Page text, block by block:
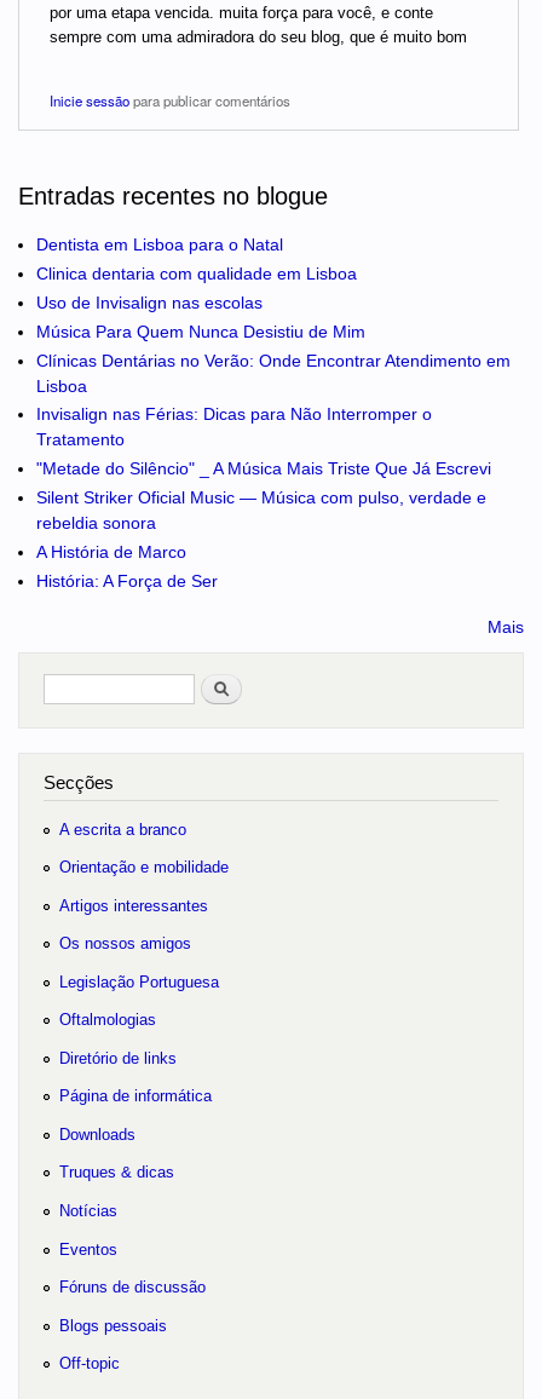
por uma etapa vencida. muita força para você, e conte
sempre com uma admiradora do seu blog, que é muito bom
Inicie sessãopara publicar comentários
Entradas recentes no blogue
Dentista em Lisboa para o Natal
Clinica dentaria com qualidade em Lisboa
Uso de Invisalign nas escolas
Música Para Quem Nunca Desistiu de Mim
Clínicas Dentárias no Verão: Onde Encontrar Atendimento em
Lisboa
Invisalign nas Férias: Dicas para Não Interromper o
Tratamento
"Metade do Silêncio" _ A Música Mais Triste Que Já Escrevi
Silent Striker Oficial Music — Música com pulso, verdade e
rebeldia sonora
A História de Marco
História: A Força de Ser
Mais
Pesquisar
no portal
Secções
A escrita a branco
Orientação e mobilidade
Artigos interessantes
Os nossos amigos
Legislação Portuguesa
Oftalmologias
Diretório de links
Página de informática
Downloads
Truques & dicas
Notícias
Eventos
Fóruns de discussão
Blogs pessoais
Off-topic